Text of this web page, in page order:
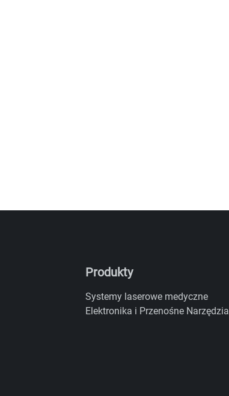
Produkty
Systemy laserowe medyczne
Elektronika i Przenośne Narzędzia